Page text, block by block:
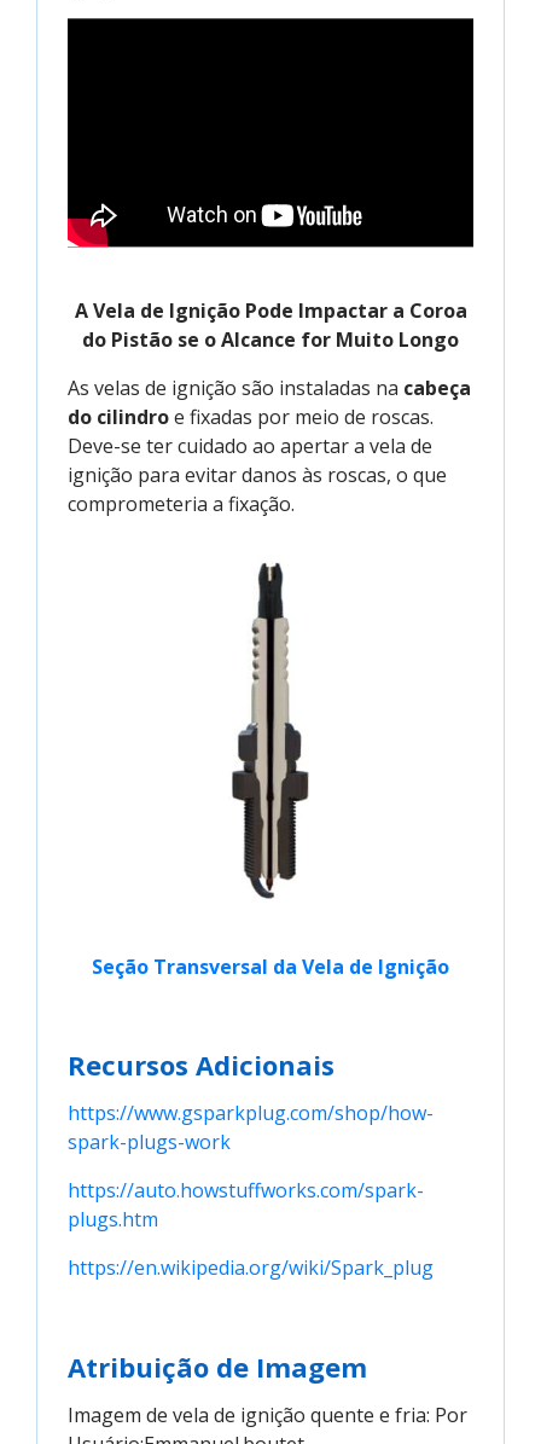
A Vela de Ignição Pode Impactar a Coroa
do Pistão se o Alcance for Muito Longo
As velas de ignição são instaladas na cabeça
do cilindroe fixadas por meio de roscas.
Deve-se ter cuidado ao apertar a vela de
ignição para evitar danos às roscas, o que
comprometeria a fixação.
Seção Transversal da Vela de Ignição
Recursos Adicionais
https://www.gsparkplug.com/shop/how-
spark-plugs-work
https://auto.howstuffworks.com/spark-
plugs.htm
https://en.wikipedia.org/wiki/Spark_plug
Atribuição de Imagem
Imagem de vela de ignição quente e fria: Por